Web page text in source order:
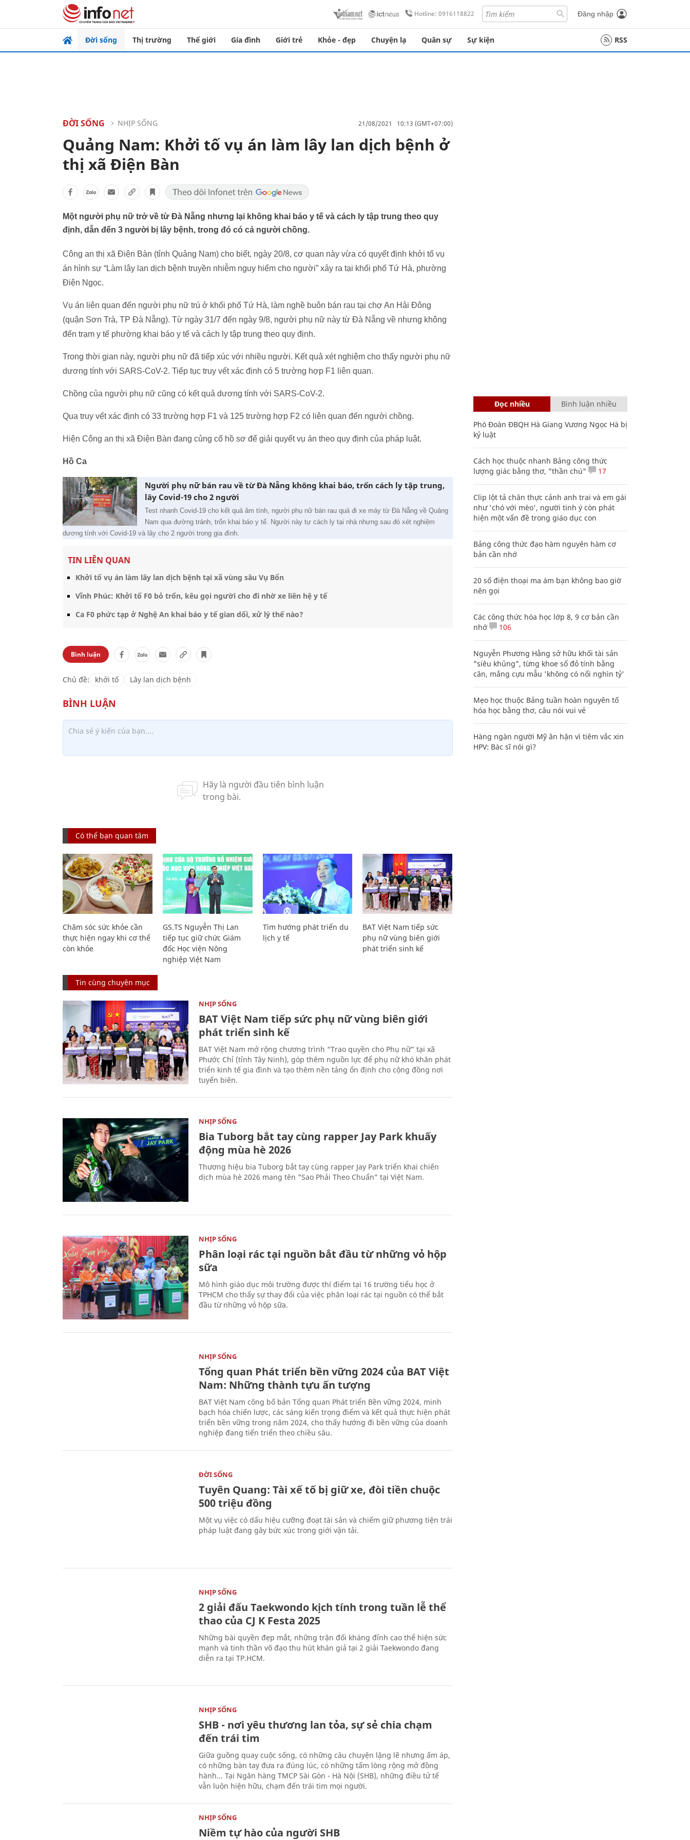
Hotline: 0916118822 Đăng nhập
Đời sống Thị trường Thế giới Gia đình Giới trẻ Khỏe - đẹp Chuyện lạ Quân sự Sự kiện RSS
ĐỜI SỐNG NHỊP SỐNG 21/08/2021 10:13 (GMT+07:00)
Quảng Nam: Khởi tố vụ án làm lây lan dịch bệnh ở
thị xã Điện Bàn
Một người phụ nữ trở về từ Đà Nẵng nhưng lại không khai báo y tế và cách ly tập trung theo quy
định, dẫn đến 3 người bị lây bệnh, trong đó có cả người chồng.
Công an thị xã Điện Bàn (tỉnh Quảng Nam) cho biết, ngày 20/8, cơ quan này vừa có quyết định khởi tố vụ
án hình sự “Làm lây lan dịch bệnh truyền nhiễm nguy hiểm cho người” xảy ra tại khối phố Tứ Hà, phường
Điện Ngọc.
Vụ án liên quan đến người phụ nữ trú ở khối phố Tứ Hà, làm nghề buôn bán rau tại chợ An Hải Đông
(quận Sơn Trà, TP Đà Nẵng). Từ ngày 31/7 đến ngày 9/8, người phụ nữ này từ Đà Nẵng về nhưng không
đến trạm y tế phường khai báo y tế và cách ly tập trung theo quy định.
Trong thời gian này, người phụ nữ đã tiếp xúc với nhiều người. Kết quả xét nghiệm cho thấy người phụ nữ
dương tính với SARS-CoV-2. Tiếp tục truy vết xác định có 5 trường hợp F1 liên quan.
Chồng của người phụ nữ cũng có kết quả dương tính với SARS-CoV-2.
Qua truy vết xác định có 33 trường hợp F1 và 125 trường hợp F2 có liên quan đến người chồng.
Hiện Công an thị xã Điện Bàn đang củng cố hồ sơ để giải quyết vụ án theo quy định của pháp luật.
Hồ Ca
Người phụ nữ bán rau về từ Đà Nẵng không khai báo, trốn cách ly tập trung,
lây Covid-19 cho 2 người
Test nhanh Covid-19 cho kết quả âm tính, người phụ nữ bán rau quả đi xe máy từ Đà Nẵng về Quảng
Nam qua đường tránh, trốn khai báo y tế. Người này tự cách ly tại nhà nhưng sau đó xét nghiệm
dương tính với Covid-19 và lây cho 2 người trong gia đình.
TIN LIÊN QUAN
Khởi tố vụ án làm lây lan dịch bệnh tại xã vùng sâu Vụ Bổn
Vĩnh Phúc: Khởi tố F0 bỏ trốn, kêu gọi người cho đi nhờ xe liên hệ y tế
Ca F0 phức tạp ở Nghệ An khai báo y tế gian dối, xử lý thế nào?
Bình luận
Chủ đề: khởi tố Lây lan dịch bệnh
Có thể bạn quan tâm
Chăm sóc sức khỏe cần
thực hiện ngay khi cơ thể
còn khỏe
GS.TS Nguyễn Thị Lan
tiếp tục giữ chức Giám
đốc Học viện Nông
nghiệp Việt Nam
Tìm hướng phát triển du
lịch y tế
BAT Việt Nam tiếp sức
phụ nữ vùng biên giới
phát triển sinh kế
Tin cùng chuyên mục
NHỊP SỐNG
BAT Việt Nam tiếp sức phụ nữ vùng biên giới
phát triển sinh kế
BAT Việt Nam mở rộng chương trình “Trao quyền cho Phụ nữ” tại xã
Phước Chỉ (tỉnh Tây Ninh), góp thêm nguồn lực để phụ nữ khó khăn phát
triển kinh tế gia đình và tạo thêm nền tảng ổn định cho cộng đồng nơi
tuyến biên.
NHỊP SỐNG
Bia Tuborg bắt tay cùng rapper Jay Park khuấy
động mùa hè 2026
Thương hiệu bia Tuborg bắt tay cùng rapper Jay Park triển khai chiến
dịch mùa hè 2026 mang tên "Sao Phải Theo Chuẩn” tại Việt Nam.
NHỊP SỐNG
Phân loại rác tại nguồn bắt đầu từ những vỏ hộp
sữa
Mô hình giáo dục môi trường được thí điểm tại 16 trường tiểu học ở
TPHCM cho thấy sự thay đổi của việc phân loại rác tại nguồn có thể bắt
đầu từ những vỏ hộp sữa.
NHỊP SỐNG
Tổng quan Phát triển bền vững 2024 của BAT Việt
Nam: Những thành tựu ấn tượng
BAT Việt Nam công bố bản Tổng quan Phát triển Bền vững 2024, minh
bạch hóa chiến lược, các sáng kiến trọng điểm và kết quả thực hiện phát
triển bền vững trong năm 2024, cho thấy hướng đi bền vững của doanh
nghiệp đang tiến triển theo chiều sâu.
ĐỜI SỐNG
Tuyên Quang: Tài xế tố bị giữ xe, đòi tiền chuộc
500 triệu đồng
Một vụ việc có dấu hiệu cưỡng đoạt tài sản và chiếm giữ phương tiện trái
pháp luật đang gây bức xúc trong giới vận tải.
NHỊP SỐNG
2 giải đấu Taekwondo kịch tính trong tuần lễ thể
thao của CJ K Festa 2025
Những bài quyền đẹp mắt, những trận đối kháng đỉnh cao thể hiện sức
mạnh và tinh thần võ đạo thu hút khán giả tại 2 giải Taekwondo đang
diễn ra tại TP.HCM.
NHỊP SỐNG
SHB - nơi yêu thương lan tỏa, sự sẻ chia chạm
đến trái tim
Giữa guồng quay cuộc sống, có những câu chuyện lặng lẽ nhưng ấm áp,
có những bàn tay đưa ra đúng lúc, có những tấm lòng rộng mở đồng
hành... Tại Ngân hàng TMCP Sài Gòn - Hà Nội (SHB), những điều tử tế
vẫn luôn hiện hữu, chạm đến trái tim mọi người.
NHỊP SỐNG
Niềm tự hào của người SHB
Đọc nhiều Bình luận nhiều
Phó Đoàn ĐBQH Hà Giang Vương Ngọc Hà bị
kỷ luật
Cách học thuộc nhanh Bảng công thức
lượng giác bằng thơ, "thần chú"
17
Clip lột tả chân thực cảnh anh trai và em gái
như 'chó với mèo', người tinh ý còn phát
hiện một vấn đề trong giáo dục con
Bảng công thức đạo hàm nguyên hàm cơ
bản cần nhớ
20 số điện thoại ma ám bạn không bao giờ
nên gọi
Các công thức hóa học lớp 8, 9 cơ bản cần
nhớ
106
Nguyễn Phương Hằng sở hữu khối tài sản
"siêu khủng", từng khoe sổ đỏ tính bằng
cân, mắng cựu mẫu 'không có nổi nghìn tỷ'
Mẹo học thuộc Bảng tuần hoàn nguyên tố
hóa học bằng thơ, câu nói vui vẻ
Hàng ngàn người Mỹ ân hận vì tiêm vắc xin
HPV: Bác sĩ nói gì?